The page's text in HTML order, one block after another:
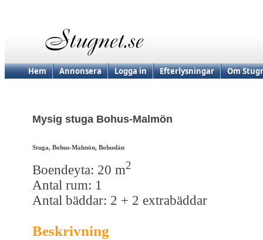
Hem Annonsera Logga in Efterlysningar Om
Mysig stuga Bohus-Malmön
Stuga, Bohus-Malmön, Bohuslän
Boendeyta: 20 m2
Antal rum: 1
Antal bäddar: 2 + 2 extrabäddar
Beskrivning